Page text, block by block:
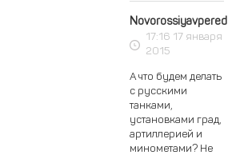
Novorossiyavpered
17:16 17 января
2015
А что будем делать
с русскими
танками,
установками град,
артиллерией и
минометами? Не